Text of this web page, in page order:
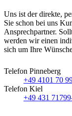
Uns ist der direkte,
Sie schon bei uns
Ansprechpartner.
werden wir einen
sich um Ihre
Telefon Pinneberg
+49 4101 70
Telefon Kiel
+49 431